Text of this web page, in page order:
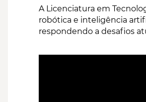
A Licenciatura em
robótica e inteligência
respondendo a desafios